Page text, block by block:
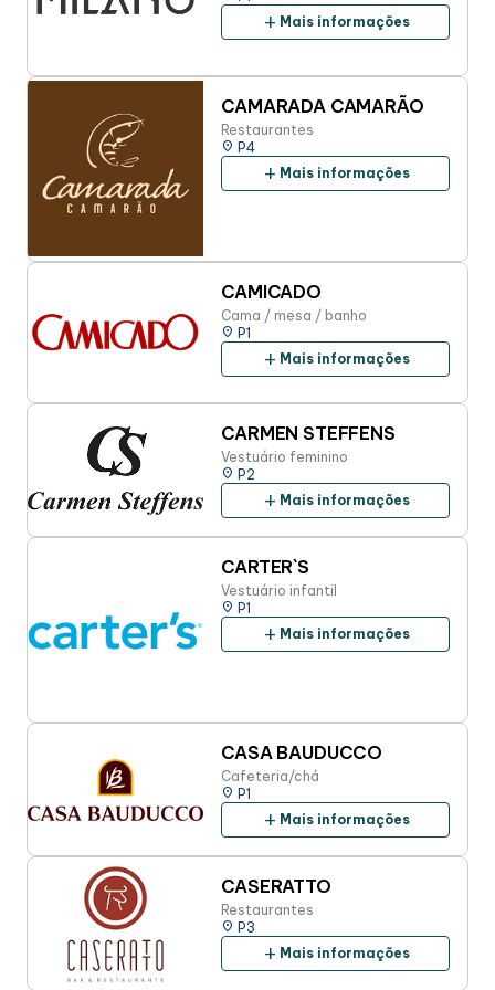
add Mais informações
CAMARADA CAMARÃO
Restaurantes
place P4
add Mais informações
CAMICADO
Cama / mesa / banho
place P1
add Mais informações
CARMEN STEFFENS
Vestuário feminino
place P2
add Mais informações
CARTER`S
Vestuário infantil
place P1
add Mais informações
CASA BAUDUCCO
Cafeteria/chá
place P1
add Mais informações
CASERATTO
Restaurantes
place P3
add Mais informações